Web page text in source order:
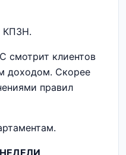
КПЗН.
смотрит клиентов
доходом. Скорее
правил